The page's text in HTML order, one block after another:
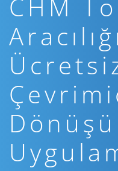
CHM